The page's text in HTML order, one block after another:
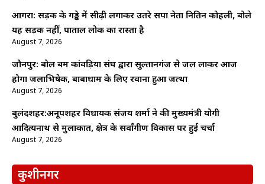
आगरा: सड़क के गड्ढे में सीढ़ी लगाकर उतरे सपा नेता नितिन कोहली, बोले
यह सड़क नहीं, पाताल लोक का रास्ता है
August 7, 2026
जौनपुर: बोल बम कांवड़िया संघ द्वारा सुल्तानगंज से जल लाकर आज
होगा जलाभिषेक, बाबाधाम के लिए रवाना हुआ जत्था
August 7, 2026
बुलंदशहर:अनूपशहर विधायक संजय शर्मा ने की मुख्यमंत्री योगी
आदित्यनाथ से मुलाकात, क्षेत्र के सर्वांगीण विकास पर हुई चर्चा
August 7, 2026
कुशीनगर